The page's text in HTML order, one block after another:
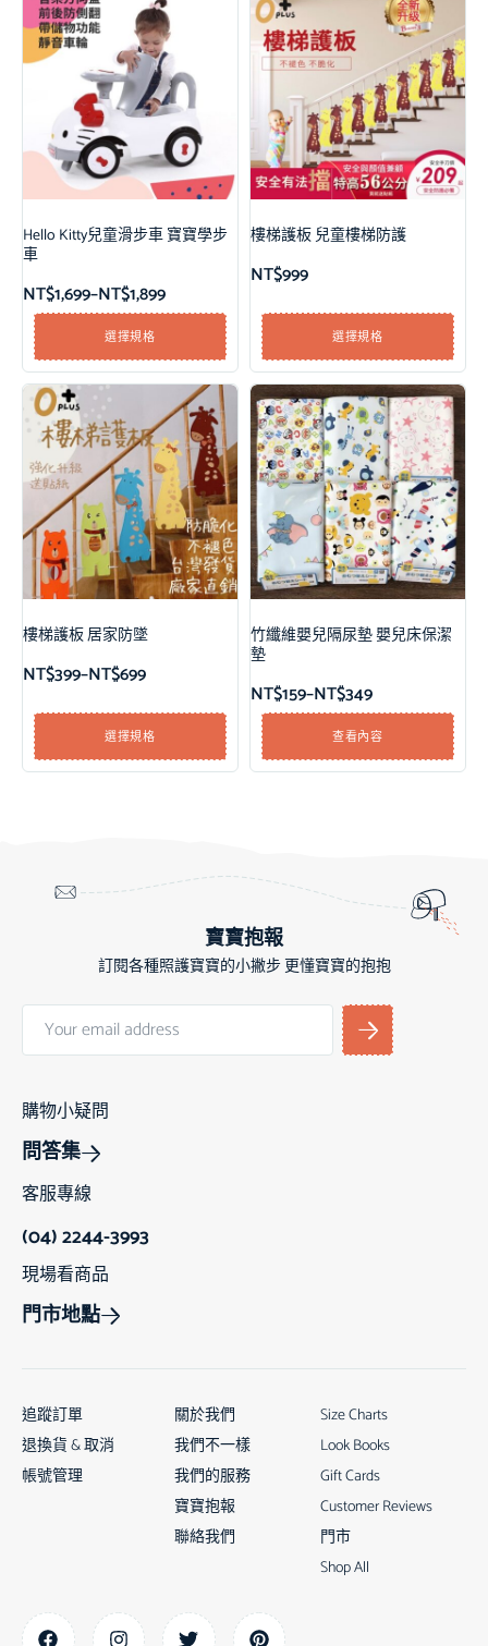
Hello Kitty兒童滑步車 寶寶學步
車
NT$1,699–NT$1,899
選擇規格
樓梯護板 兒童樓梯防護
NT$999
選擇規格
樓梯護板 居家防墜
NT$399–NT$699
選擇規格
竹纖維嬰兒隔尿墊 嬰兒床保潔
墊
NT$159–NT$349
查看內容
寶寶抱報
訂閱各種照護寶寶的小撇步 更懂寶寶的抱抱
購物小疑問
問答集
客服專線
(04) 2244-3993
現場看商品
門市地點
Size Charts
Look Books
Gift Cards
Customer Reviews
門市
Shop All
關於我們
我們不一樣
我們的服務
寶寶抱報
聯絡我們
追蹤訂單
退換貨 & 取消
帳號管理